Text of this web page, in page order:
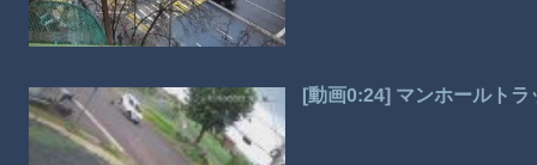
[動画0:24] マンホールト